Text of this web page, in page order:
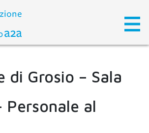
di Grosio – Sala
Personale al